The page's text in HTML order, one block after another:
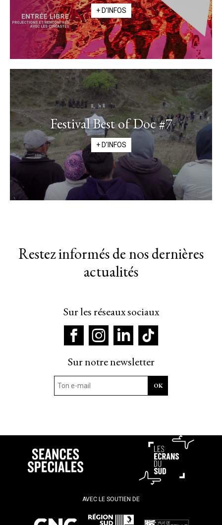
+ D'INFOS
Festival Best of Doc #7
+ D'INFOS
Restez informés de nos dernières
actualités
Sur les réseaux sociaux
Sur notre newsletter
AVEC LE SOUTIEN DE